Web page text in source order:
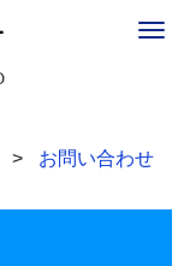
お問い合わせ